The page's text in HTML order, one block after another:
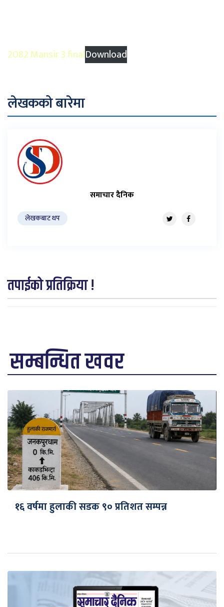
2082 Mansir 3 finalDownload
लेखकको बारेमा
समाचार दैनिक
लेखकबाट थप
तपाईको प्रतिक्रिया !
सम्बन्धित खवर
१६ वर्षमा हुलाकी सडक ९० प्रतिशत सम्पन्न